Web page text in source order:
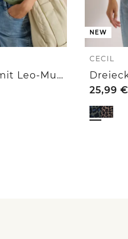
Loop-Schal mit Leo-Muster
NEW
CECIL
25,99 €